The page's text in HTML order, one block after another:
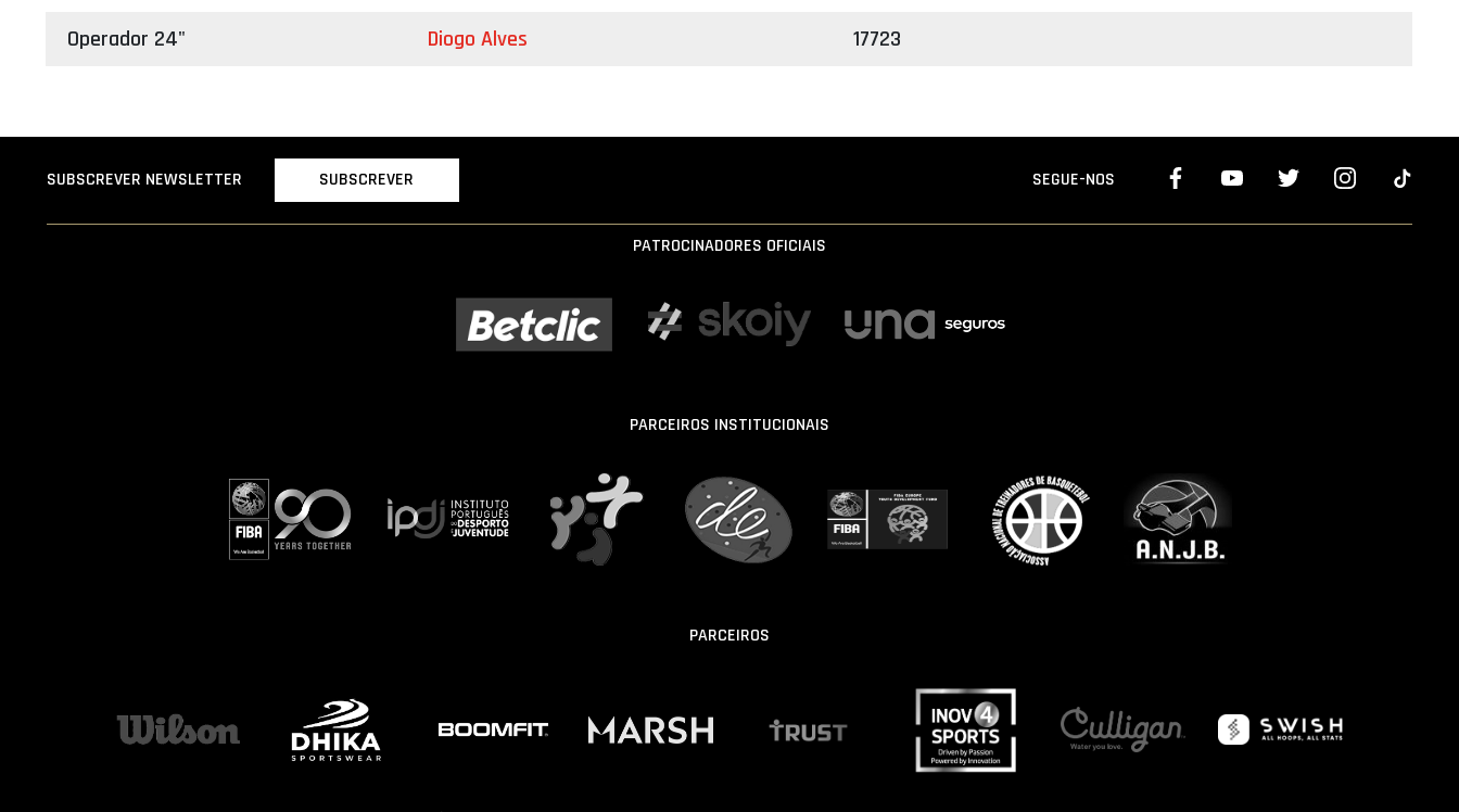
Operador 24"
Diogo Alves 17723
SUBSCREVER NEWSLETTER SUBSCREVER SEGUE-NOS
PATROCINADORES OFICIAIS
PARCEIROS INSTITUCIONAIS
PARCEIROS